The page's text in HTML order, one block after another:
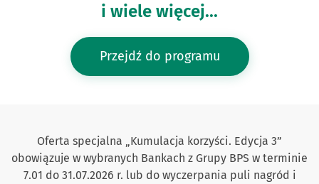
i wiele więcej...
Przejdź do programu
Oferta specjalna „Kumulacja korzyści. Edycja 3”
obowiązuje w wybranych Bankach z Grupy BPS w terminie
7.01 do 31.07.2026 r. lub do wyczerpania puli nagród i